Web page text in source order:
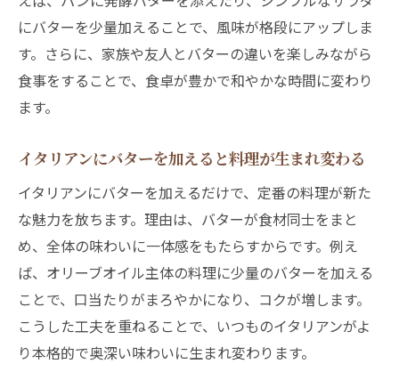
にバターを少量加えることで、風味が格段にアップしま
す。さらに、家族や友人とバターの違いを楽しみながら
食事をすることで、食卓が豊かで和やかな時間に変わり
ます。
イタリアンにバターを加えると料理が生まれ変わる
イタリアンにバターを加えるだけで、定番の料理が新た
な魅力を放ちます。理由は、バターが食材同士をまと
め、全体の味わいに一体感をもたらすからです。例え
ば、オリーブオイル主体の料理に少量のバターを加える
ことで、口当たりがまろやかになり、コクが増します。
こうした工夫を重ねることで、いつものイタリアンがよ
り本格的で奥深い味わいに生まれ変わります。